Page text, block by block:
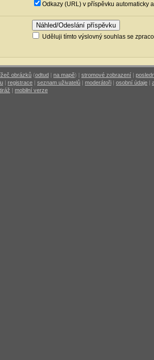
Odkazy (URL) v příspěvku automaticky
Uděluji tímto výslovný souhlas se
obrázků (odtud | na mapě) | stromové zobrazení |
| registrace | seznam uživatelů | moderátoři | osobní údaje |
tiráž | mobilní verze